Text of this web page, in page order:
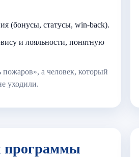
(бонусы, статусы, win‑back).
и лояльности, понятную
а человек, который
уходили.
программы